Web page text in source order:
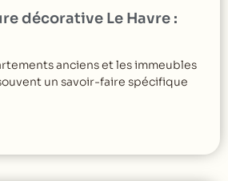
décorative Le Havre :
anciens et les immeubles
un savoir-faire spécifique